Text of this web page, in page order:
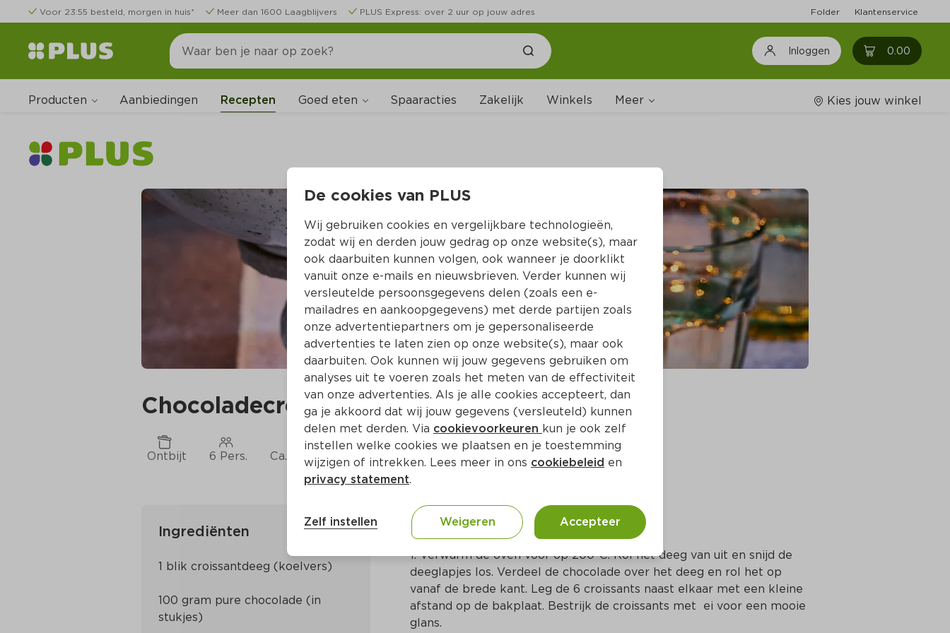
Voor 23:55 besteld, morgen in huis* Meer dan 1600 Laagblijvers PLUS Express: over 2 uur op jouw adres Folder Klantenservice
Inloggen 0.00 0
Producten Aanbiedingen Recepten Goed eten Spaaracties Zakelijk Winkels Meer
Wijnshop
Boodschappenlijstjes
Kies jouw winkel
Chocoladecroissants
Ontbijt 6 Pers. Ca. 10 Min Frans
Ingrediënten
100 gram pure chocolade (in
Bereidingswijze
1. Verwarm de oven voor op 200ºC. Rol het deeg van uit en snijd de
deeglapjes los. Verdeel de chocolade over het deeg en rol het op
vanaf de brede kant. Leg de 6 croissants naast elkaar met een kleine
afstand op de bakplaat. Bestrijk de croissants met  ei voor een mooie
glans.
De cookies van PLUS
Wij gebruiken cookies en vergelijkbare technologieën,
zodat wij en derden jouw gedrag op onze website(s), maar
ook daarbuiten kunnen volgen, ook wanneer je doorklikt
vanuit onze e-mails en nieuwsbrieven. Verder kunnen wij
versleutelde persoonsgegevens delen (zoals een e-
mailadres en aankoopgegevens) met derde partijen zoals
onze advertentiepartners om je gepersonaliseerde
advertenties te laten zien op onze website(s), maar ook
daarbuiten. Ook kunnen wij jouw gegevens gebruiken om
analyses uit te voeren zoals het meten van de effectiviteit
van onze advertenties. Als je alle cookies accepteert, dan
ga je akkoord dat wij jouw gegevens (versleuteld) kunnen
delen met derden. Via cookievoorkeuren kun je ook zelf
instellen welke cookies we plaatsen en je toestemming
wijzigen of intrekken. Lees meer in ons cookiebeleid en
privacy statement.
Zelf instellen Weigeren Accepteer